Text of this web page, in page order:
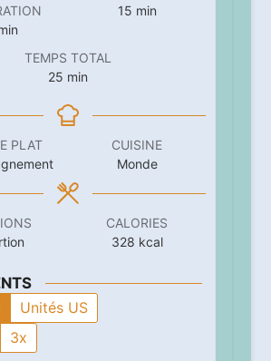
15minutes
min
TEMPS TOTAL
25minutes
min
PLAT
CUISINE
Monde
CALORIES
328 kcal
Unités US
3x